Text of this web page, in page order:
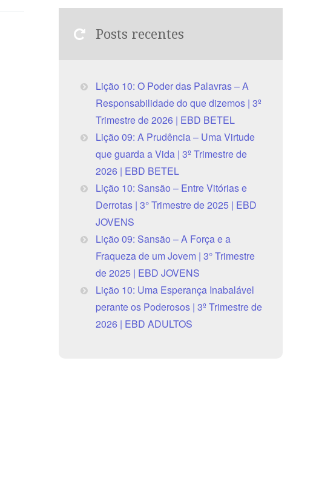
Posts recentes
Lição 10: O Poder das Palavras – A
Responsabilidade do que dizemos | 3º
Trimestre de 2026 | EBD BETEL
Lição 09: A Prudência – Uma Virtude
que guarda a Vida | 3º Trimestre de
2026 | EBD BETEL
Lição 10: Sansão – Entre Vitórias e
Derrotas | 3° Trimestre de 2025 | EBD
JOVENS
Lição 09: Sansão – A Força e a
Fraqueza de um Jovem | 3° Trimestre
de 2025 | EBD JOVENS
Lição 10: Uma Esperança Inabalável
perante os Poderosos | 3º Trimestre de
2026 | EBD ADULTOS